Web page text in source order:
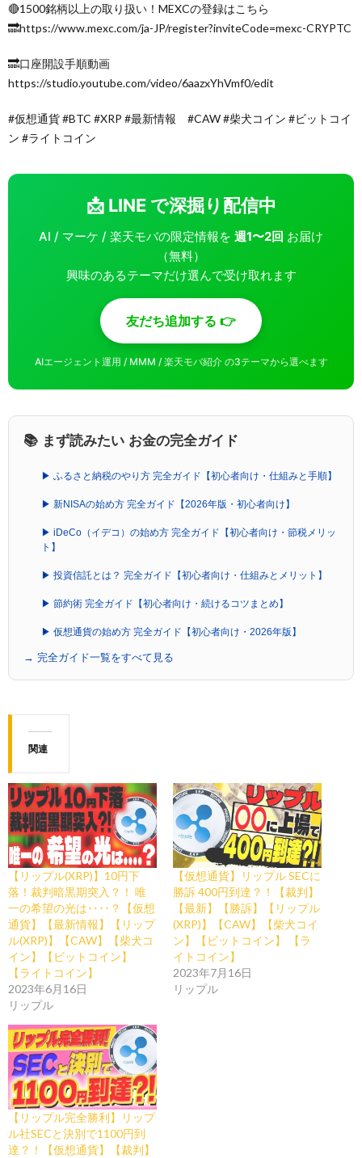
🔴1500銘柄以上の取り扱い！MEXCの登録はこちら
🔜https://www.mexc.com/ja-JP/register?inviteCode=mexc-CRYPTC
🔜口座開設手順動画
https://studio.youtube.com/video/6aazxYhVmf0/edit
#仮想通貨 #BTC #XRP #最新情報 #CAW #柴犬コイン #ビットコイ
ン #ライトコイン
📩 LINE で深掘り配信中
AI / マーケ / 楽天モバの限定情報を 週1〜2回 お届け
（無料）
興味のあるテーマだけ選んで受け取れます
友だち追加する 👉
AIエージェント運用 / MMM / 楽天モバ紹介 の3テーマから選べます
📚 まず読みたい お金の完全ガイド
▶ ふるさと納税のやり方 完全ガイド【初心者向け・仕組みと手順】
▶ 新NISAの始め方 完全ガイド【2026年版・初心者向け】
▶ iDeCo（イデコ）の始め方 完全ガイド【初心者向け・節税メリッ
ト】
▶ 投資信託とは？ 完全ガイド【初心者向け・仕組みとメリット】
▶ 節約術 完全ガイド【初心者向け・続けるコツまとめ】
▶ 仮想通貨の始め方 完全ガイド【初心者向け・2026年版】
→ 完全ガイド一覧をすべて見る
関連
【リップル(XRP)】10円下
落！裁判暗黒期突入？！ 唯
一の希望の光は‥‥？【仮想
通貨】【最新情報】【リップ
ル(XRP)】【CAW】【柴犬コ
イン】【ビットコイン】
【ライトコイン】
2023年6月16日
リップル
【仮想通貨】リップル SECに
勝訴 400円到達？！【裁判】
【最新】【勝訴】【リップル
(XRP)】【CAW】【柴犬コイ
ン】【ビットコイン】 【ラ
イトコイン】
2023年7月16日
リップル
【リップル完全勝利】リップ
ル社SECと決別で1100円到
達？！【仮想通貨】【裁判】